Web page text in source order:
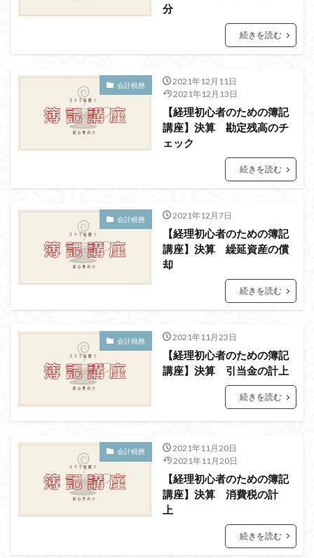
分
続きを読む
会計税務
2021年12月11日
2021年12月13日
【経理初心者のための簿記
講座】決算 勘定残高のチ
ェック
続きを読む
会計税務 2021年12月7日
【経理初心者のための簿記
講座】決算 繰延資産の償
却
続きを読む
会計税務 2021年11月23日
【経理初心者のための簿記
講座】決算 引当金の計上
続きを読む
会計税務
2021年11月20日
2021年11月20日
【経理初心者のための簿記
講座】決算 消費税の計
上
続きを読む